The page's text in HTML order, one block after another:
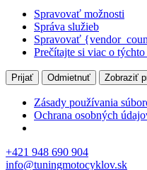
Spravovať možnosti
Správa služieb
Spravovať
Prečítajte si viac o týchto
Prijať Odmietnuť Zobraziť
Zásady používania
Ochrana osobných
+421 948 690 904
info@tuningmotocyklov.sk